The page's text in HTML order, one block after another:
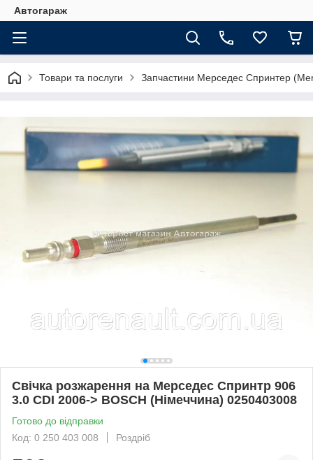
Автогараж
Товари та послуги Запчастини Мерседес Спринтер
Свічка розжарення на Мерседес Спринтр 906
3.0 CDI 2006-> BOSCH (Німеччина) 0250403008
Готово до відправки
Код: 0 250 403 008
Роздріб